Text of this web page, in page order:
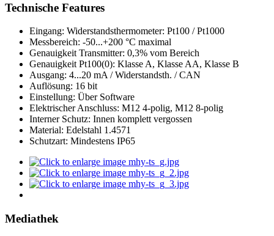
Technische Features
Eingang: Widerstandsthermometer: Pt100 / Pt1000
Messbereich: -50...+200 °C maximal
Genauigkeit Transmitter: 0,3% vom Bereich
Genauigkeit Pt100(0): Klasse A, Klasse AA, Klasse B
Ausgang: 4...20 mA / Widerstandsth. / CAN
Auflösung: 16 bit
Einstellung: Über Software
Elektrischer Anschluss: M12 4-polig, M12 8-polig
Interner Schutz: Innen komplett vergossen
Material: Edelstahl 1.4571
Schutzart: Mindestens IP65
Mediathek